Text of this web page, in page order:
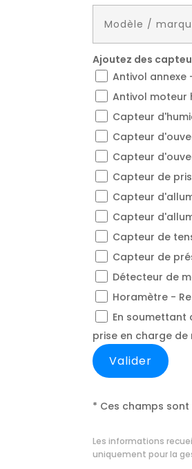
Ajoutez des
Antivol annexe
Antivol moteur
Capteur
Capteur
Capteur
Capteur de
Capteur
Capteur
Capteur de
Capteur de
Détecteur de
Horamètre -
En soumettant
prise en charge
* Ces champs
Les informations
uniquement pour la